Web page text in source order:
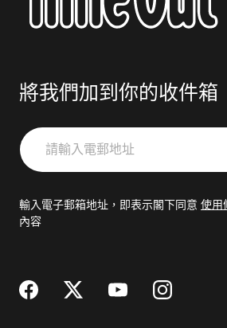
將我們加到你的收件箱
請
輸
郵
輸入電子郵箱地址，即表示閣下同意 使用
內容